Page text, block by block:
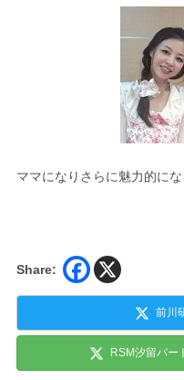
ママになりさらに魅力的にな
Share:
前川
RSM汐留パー